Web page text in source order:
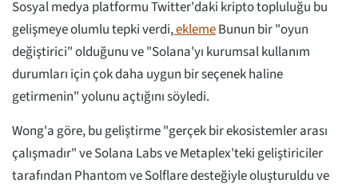
Sosyal medya platformu Twitter'daki kripto topluluğu bu
gelişmeye olumlu tepki verdi,eklemeBunun bir "oyun
değiştirici" olduğunu ve "Solana'yı kurumsal kullanım
durumları için çok daha uygun bir seçenek haline
getirmenin" yolunu açtığını söyledi.
Wong'a göre, bu geliştirme "gerçek bir ekosistemler arası
çalışmadır" ve Solana Labs ve Metaplex'teki geliştiriciler
tarafından Phantom ve Solflare desteğiyle oluşturuldu ve